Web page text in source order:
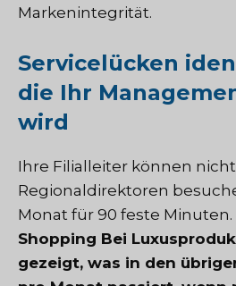
Markenintegrität.
Servicelücken
die Ihr
wird
Ihre Filialleiter können
Regionaldirektoren
Monat für 90 feste Minuten.
Shopping Bei
gezeigt, was in den